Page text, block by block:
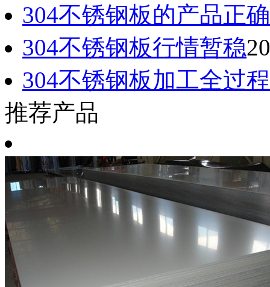
304不锈钢板的产品正
304不锈钢板行情暂稳
304不锈钢板加工全过
推荐产品